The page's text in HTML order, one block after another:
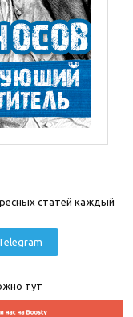
статей каждый
тут